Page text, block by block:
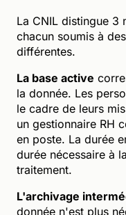
La CNIL distingue 3
chacun soumis à
différentes.
La base active
la donnée. Les
le cadre de leurs
un gestionnaire RH
en poste. La durée
durée nécessaire à
traitement.
L'archivage
donnée n'est plus